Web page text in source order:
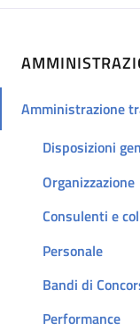
Amministrazione
Attivo
Disposizioni
Organizzazione
Consulenti e
Personale
Bandi di
Performance